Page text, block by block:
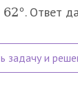
62°. Ответ